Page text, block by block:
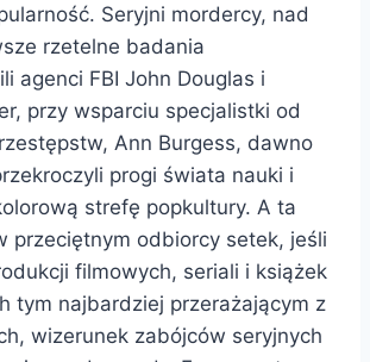
Seryjni mordercy, nad
rzetelne badania
agenci FBI John Douglas i
przy wsparciu specjalistki od
Ann Burgess, dawno
progi świata nauki i
strefę popkultury. A ta
przeciętnym odbiorcy setek, jeśli
filmowych, seriali i książek
tym najbardziej przerażającym z
wizerunek zabójców seryjnych